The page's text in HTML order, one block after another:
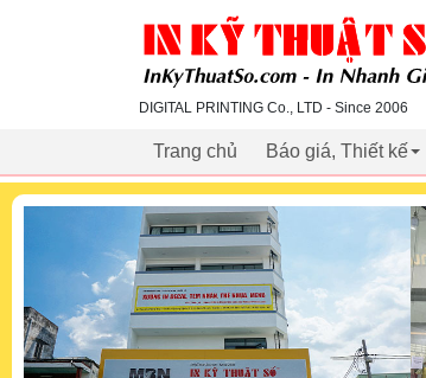
inkythuatso.com
DIGITAL PRINTING Co., LTD - Since 2006
Trang chủ Báo giá, Thiết kế